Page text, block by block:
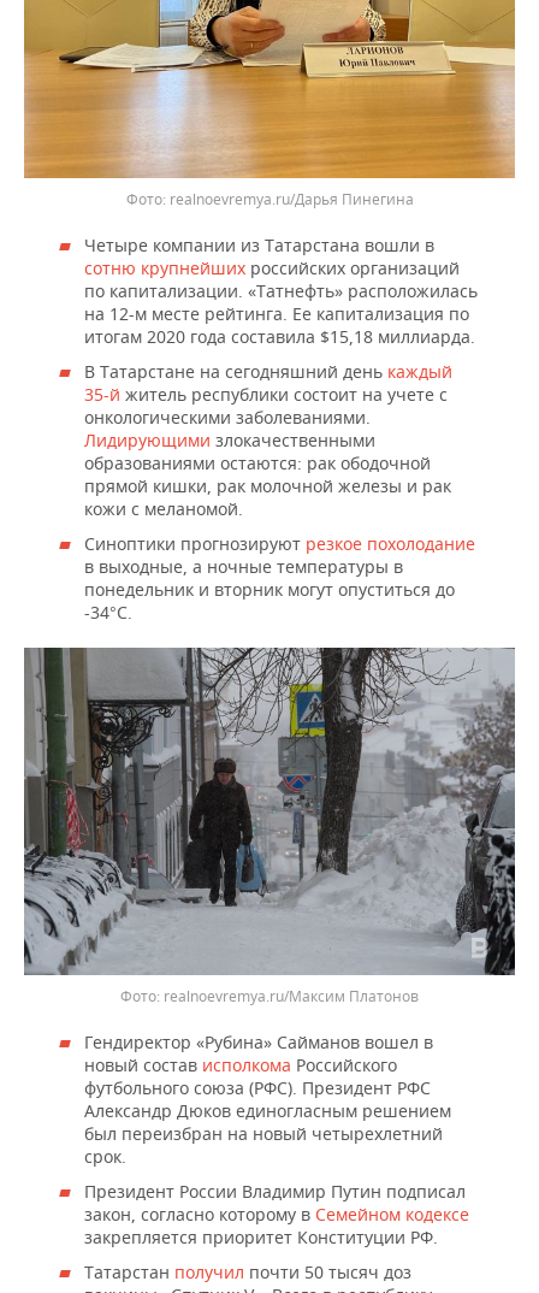
realnoevremya.ru/Дарья Пинегина
Четыре компании из Татарстана вошли в
сотню крупнейших российских организаций
по капитализации. «Татнефть» расположилась
на 12-м месте рейтинга. Ее капитализация по
итогам 2020 года составила $15,18 миллиарда.
В Татарстане на сегодняшний день каждый
35-й житель республики состоит на учете с
онкологическими заболеваниями.
Лидирующими злокачественными
образованиями остаются: рак ободочной
прямой кишки, рак молочной железы и рак
кожи с меланомой.
Синоптики прогнозируют резкое похолодание
в выходные, а ночные температуры в
понедельник и вторник могут опуститься до
-34°С.
realnoevremya.ru/Максим Платонов
Гендиректор «Рубина» Сайманов вошел в
новый состав исполкома Российского
футбольного союза (РФС). Президент РФС
Александр Дюков единогласным решением
был переизбран на новый четырехлетний
срок.
Президент России Владимир Путин подписал
закон, согласно которому в Семейном кодексе
закрепляется приоритет Конституции РФ.
Татарстан получил почти 50 тысяч доз